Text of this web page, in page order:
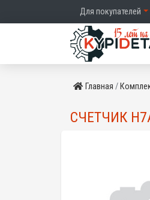
Для покупателей
Главная
СЧЕТЧИК